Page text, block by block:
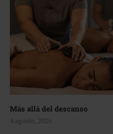
Más allá del descanso
4 agosto, 2026